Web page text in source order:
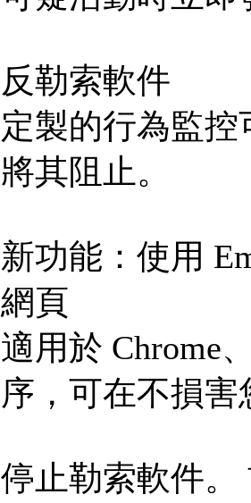
反勒索軟件
定製的行為監
將其阻止。
新功能：使用
網頁
適用於 Chrome
序，可在不損
停止勒索軟件。